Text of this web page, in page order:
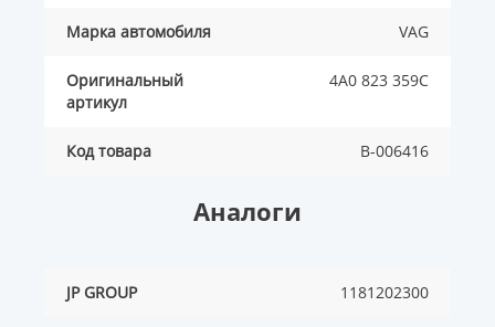
Марка автомобиля VAG
Оригинальный
артикул
4A0 823 359C
Код товара B-006416
Аналоги
JP GROUP 1181202300